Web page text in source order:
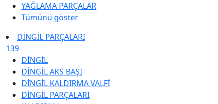
YAĞLAMA PARÇALAR
Tümünü göster
DİNGİL PARÇALARI
139
DİNGİL
DİNGİL AKS BAŞI
DİNGİL KALDIRMA VALFİ
DİNGİL PARÇALARI